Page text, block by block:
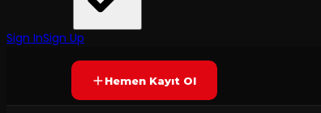
Sign InSign UpYAKINDA Yetersiz oy
Hemen Kayıt Ol